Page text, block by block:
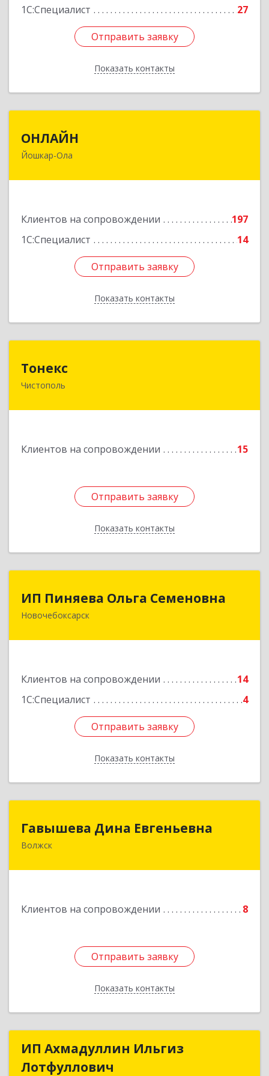
1С:Специалист 27
Отправить заявку
Показать контакты
Отправить заявку
Назад
ОНЛАЙН
Йошкар-Ола
Клиентов на сопровождении
197
1С:Специалист
14
Отправить заявку
Показать контакты
424000, Марий Эл Респ, Йошкар-Ола г,
Отправить заявку
Назад
Тонекс
Чистополь
Клиентов на сопровождении 15
Отправить заявку
Показать контакты
422980, Татарстан Респ, Чистопольский р-н,
Отправить заявку
Назад
ИП Пиняева Ольга Семеновна
Новочебоксарск
Клиентов на сопровождении
14
1С:Специалист
4
Отправить заявку
Показать контакты
429965, Чувашская Республика - Чувашия,
Подробнее
Отправить заявку
Назад
Гавышева Дина Евгеньевна
Волжск
Клиентов на сопровождении 8
Отправить заявку
Показать контакты
Отправить заявку
Назад
ИП Ахмадуллин Ильгиз
Лотфуллович
ИП Ахмадуллин Ильгиз